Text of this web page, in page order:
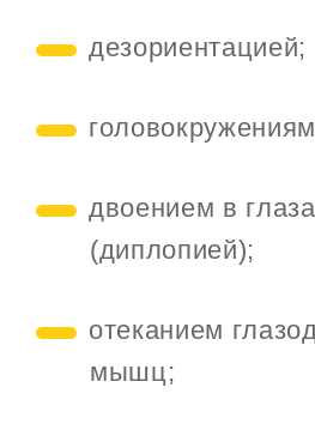
дезориентацией;
двоением в
(диплопией);
отеканием
мышц;